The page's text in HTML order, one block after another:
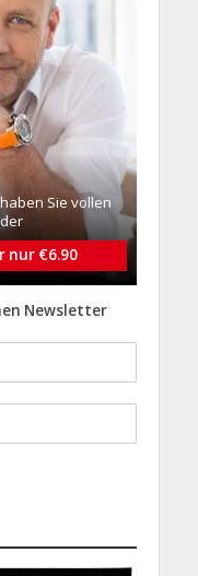
Sie vollen
nur €6.90
Newsletter